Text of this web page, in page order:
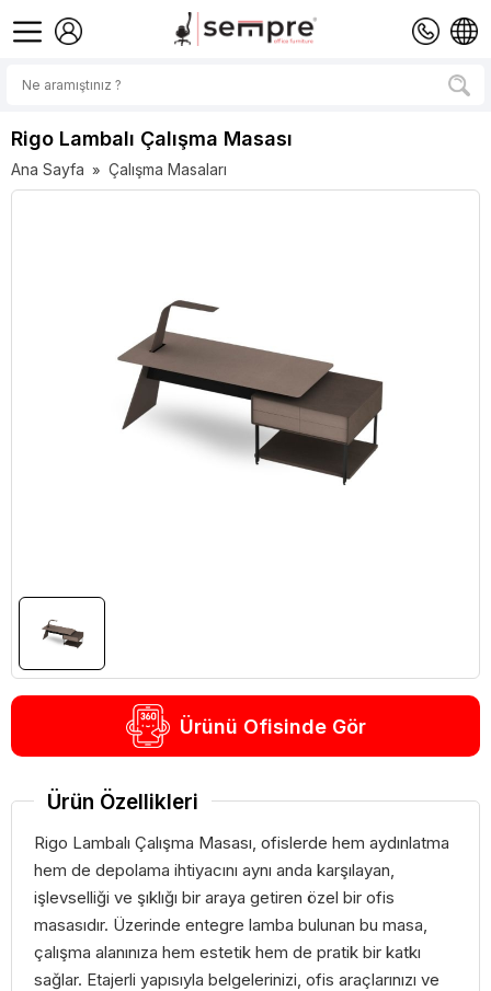
Rigo Lambalı Çalışma Masası
Ana Sayfa » Çalışma Masaları
Ürünü Ofisinde Gör
Ürün Özellikleri
Rigo Lambalı Çalışma Masası, ofislerde hem aydınlatma
hem de depolama ihtiyacını aynı anda karşılayan,
işlevselliği ve şıklığı bir araya getiren özel bir ofis
masasıdır. Üzerinde entegre lamba bulunan bu masa,
çalışma alanınıza hem estetik hem de pratik bir katkı
sağlar. Etajerli yapısıyla belgelerinizi, ofis araçlarınızı ve